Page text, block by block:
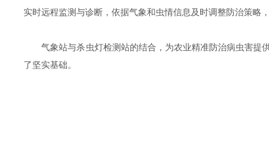
实时远程监测与诊断，依据气象和虫情信息及时调整防治策略
气象站与杀虫灯检测站的结合，为农业精准防治病虫害提
了坚实基础。‌